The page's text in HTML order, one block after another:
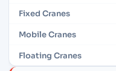
Fixed Cranes
Mobile Cranes
Floating Cranes